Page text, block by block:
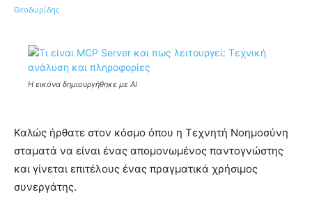
Η εικόνα δημιουργήθηκε με AI
Καλώς ήρθατε στον κόσμο όπου η Τεχνητή Νοημοσύνη
σταματά να είναι ένας απομονωμένος παντογνώστης
και γίνεται επιτέλους ένας πραγματικά χρήσιμος
συνεργάτης.